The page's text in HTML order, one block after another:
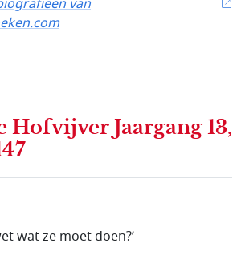
van
Hofvijver Jaargang 13,
wat ze moet doen?’